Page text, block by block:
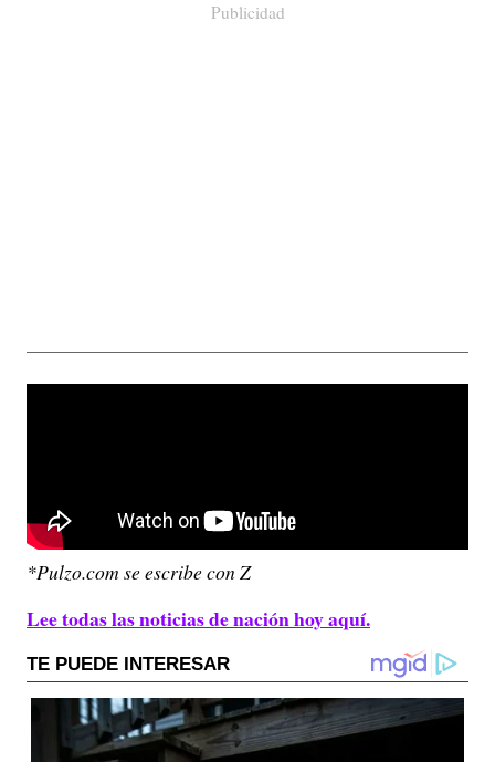
Publicidad
*Pulzo.com se escribe con Z
Lee todas las noticias de nación hoy aquí.